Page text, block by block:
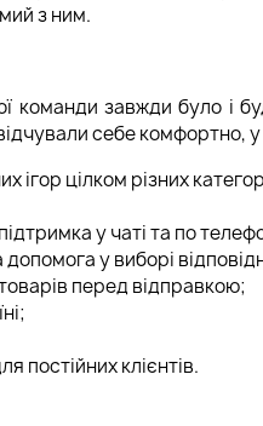
з ним.
завжди було і
себе комфортно,
ігор цілком різних
у чаті та по
у виборі
перед відправкою;
постійних клієнтів.